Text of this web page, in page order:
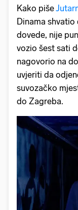
Kako piše
Dinama
dovede, nije
vozio šest sati
nagovorio na
uvjeriti da
suvozačko
do Zagreba.